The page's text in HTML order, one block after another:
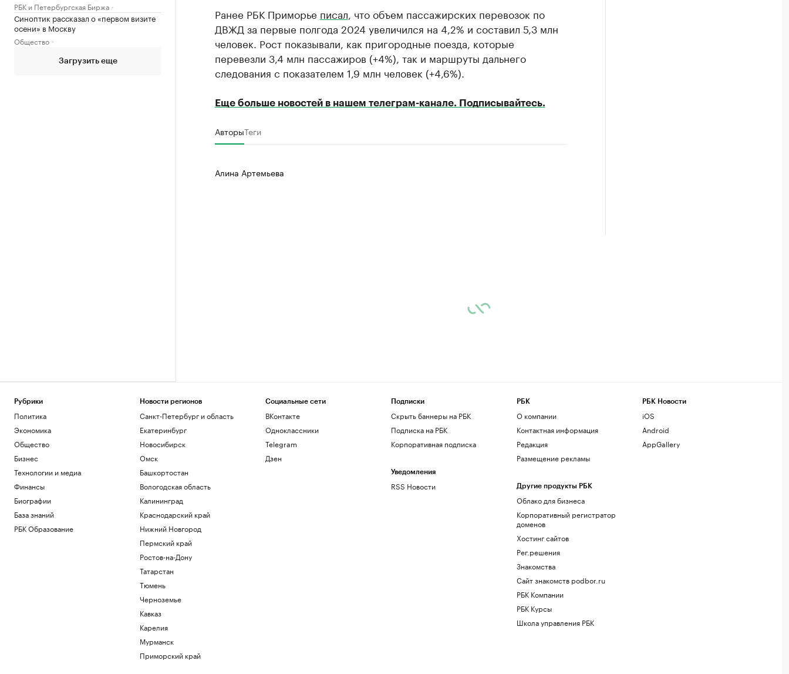
РБК и Петербургская Биржа
Синоптик рассказал о «первом визите
осени» в Москву
Общество
Загрузить еще
Ранее РБК Приморье писал , что объем пассажирских перевозок по
ДВЖД за первые полгода 2024 увеличился на 4,2% и составил 5,3 млн
человек. Рост показывали, как пригородные поезда, которые
перевезли 3,4 млн пассажиров (+4%), так и маршруты дальнего
следования с показателем 1,9 млн человек (+4,6%).
Еще больше новостей в нашем телеграм-канале. Подписывайтесь.
АвторыТеги
Алина Артемьева
Рубрики
Политика
Экономика
Общество
Бизнес
Технологии и медиа
Финансы
Биографии
База знаний
РБК Образование
Новости регионов
Санкт-Петербург и область
Екатеринбург
Новосибирск
Омск
Башкортостан
Вологодская область
Калининград
Краснодарский край
Нижний Новгород
Пермский край
Ростов-на-Дону
Татарстан
Тюмень
Черноземье
Кавказ
Карелия
Мурманск
Приморский край
Социальные сети
ВКонтакте
Одноклассники
Telegram
Дзен
Подписки
Скрыть баннеры на РБК
Подписка на РБК
Корпоративная подписка
Уведомления
RSS Новости
РБК
О компании
Контактная информация
Редакция
Размещение рекламы
Другие продукты РБК
Облако для бизнеса
Корпоративный регистратор
доменов
Хостинг сайтов
Рег.решения
Знакомства
Сайт знакомств podbor.ru
РБК Компании
РБК Курсы
Школа управления РБК
РБК Новости
iOS
Android
AppGallery